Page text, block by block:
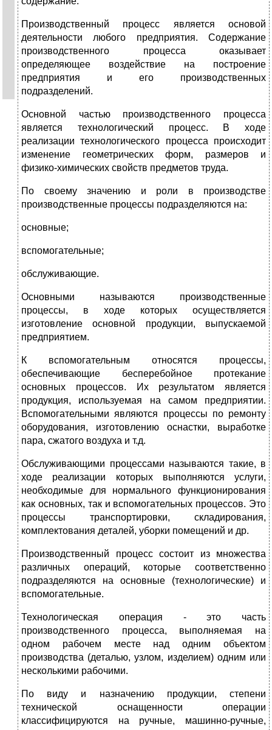
Производственный процесс является основой
деятельности любого предприятия. Содержание
производственного процесса оказывает
определяющее воздействие на построение
предприятия и его производственных
подразделений.
Основной частью производственного процесса
является технологический процесс. В ходе
реализации технологического процесса происходит
изменение геометрических форм, размеров и
физико-химических свойств предметов труда.
По своему значению и роли в производстве
производственные процессы подразделяются на:
основные;
вспомогательные;
обслуживающие.
Основными называются производственные
процессы, в ходе которых осуществляется
изготовление основной продукции, выпускаемой
предприятием.
К вспомогательным относятся процессы,
обеспечивающие бесперебойное протекание
основных процессов. Их результатом является
продукция, используемая на самом предприятии.
Вспомогательными являются процессы по ремонту
оборудования, изготовлению оснастки, выработке
пара, сжатого воздуха и т.д.
Обслуживающими процессами называются такие, в
ходе реализации которых выполняются услуги,
необходимые для нормального функционирования
как основных, так и вспомогательных процессов. Это
процессы транспортировки, складирования,
комплектования деталей, уборки помещений и др.
Производственный процесс состоит из множества
различных операций, которые соответственно
подразделяются на основные (технологические) и
вспомогательные.
Технологическая операция - это часть
производственного процесса, выполняемая на
одном рабочем месте над одним объектом
производства (деталью, узлом, изделием) одним или
несколькими рабочими.
По виду и назначению продукции, степени
технической оснащенности операции
классифицируются на ручные, машинно-ручные,